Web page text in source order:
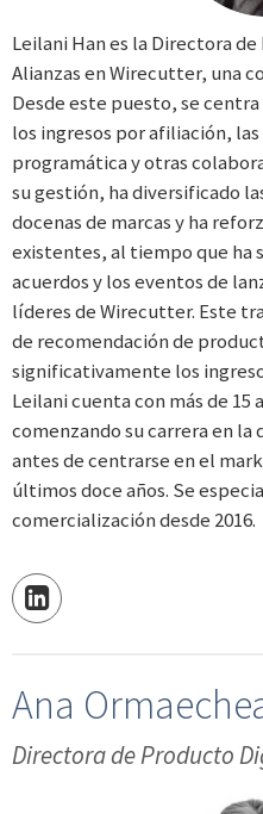
Leilani Han es la Directora
Alianzas en Wirecutter, una
Desde este puesto, se
los ingresos por afiliación,
programática y otras
su gestión, ha diversificado
docenas de marcas y ha
existentes, al tiempo que ha
acuerdos y los eventos de
líderes de Wirecutter. Este
de recomendación de
significativamente los
Leilani cuenta con más de 15
comenzando su carrera en
antes de centrarse en el
últimos doce años. Se
comercialización desde 2016.
Ana
Directora de Producto